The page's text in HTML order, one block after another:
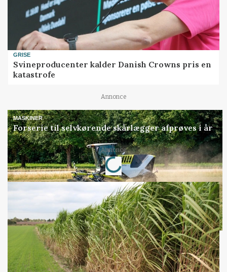
GRISE
Svineproducenter kalder Danish Crowns pris en
katastrofe
Annonce
MASKINER
Forserie til selvkørende skårlægger afprøves i år
Annonce
Loading...